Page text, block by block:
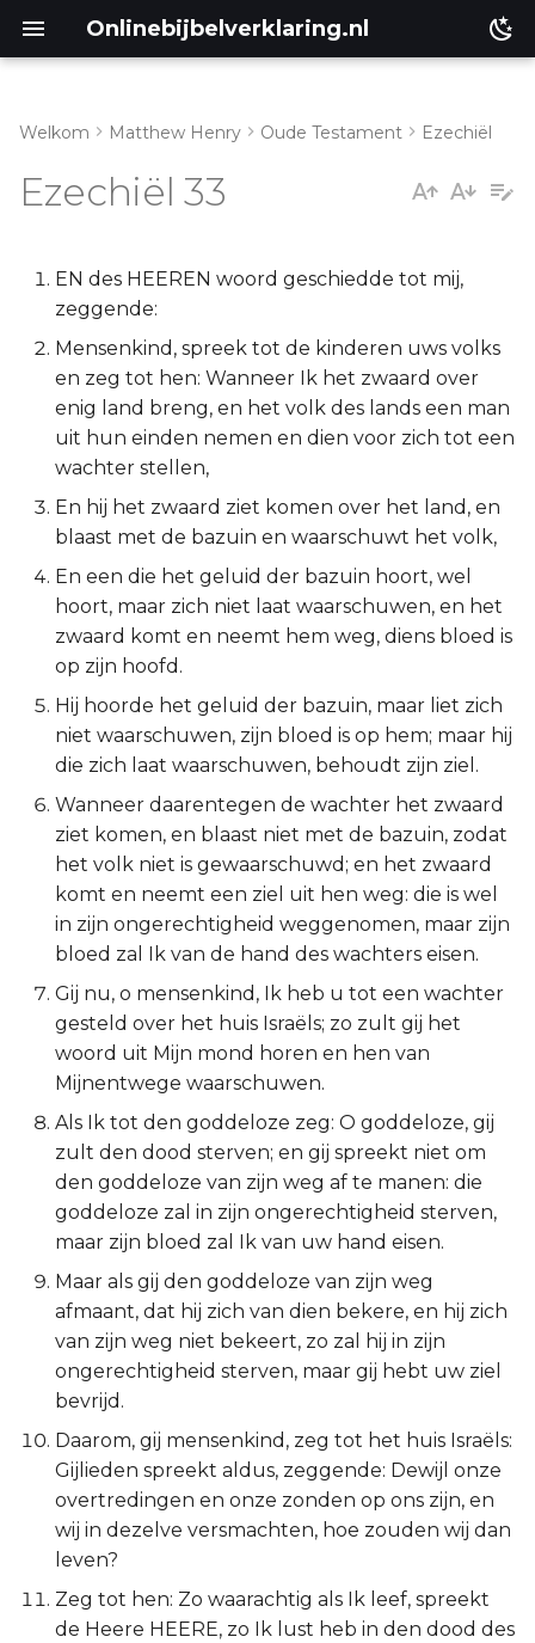
Onlinebijbelverklaring.nl
Ezechiël 33:10-20
Ezechiël 33:21-29
Ezechiël 33:30-33
Lukas
Johannes
Handelingen
Romeinen
1 Korinthe
2 Korinthe
Galaten
Filipenzen
Kolossenzen
1 Thessalonicenzen
2 Thessalonicenzen
1 Timótheüs
2 Timótheüs
Filémon
Hebreeën
Jakobus
1 Petrus
2 Petrus
1 Johannes
2 Johannes
3 Johannes
Judas
Welkom Matthew Henry Oude Testament Ezechiël
Ezechiël 33
EN des HEEREN woord geschiedde tot mij,
zeggende:
Mensenkind, spreek tot de kinderen uws volks
en zeg tot hen: Wanneer Ik het zwaard over
enig land breng, en het volk des lands een man
uit hun einden nemen en dien voor zich tot een
wachter stellen,
En hij het zwaard ziet komen over het land, en
blaast met de bazuin en waarschuwt het volk,
En een die het geluid der bazuin hoort, wel
hoort, maar zich niet laat waarschuwen, en het
zwaard komt en neemt hem weg, diens bloed is
op zijn hoofd.
Hij hoorde het geluid der bazuin, maar liet zich
niet waarschuwen, zijn bloed is op hem; maar hij
die zich laat waarschuwen, behoudt zijn ziel.
Wanneer daarentegen de wachter het zwaard
ziet komen, en blaast niet met de bazuin, zodat
het volk niet is gewaarschuwd; en het zwaard
komt en neemt een ziel uit hen weg: die is wel
in zijn ongerechtigheid weggenomen, maar zijn
bloed zal Ik van de hand des wachters eisen.
Gij nu, o mensenkind, Ik heb u tot een wachter
gesteld over het huis Israëls; zo zult gij het
woord uit Mijn mond horen en hen van
Mijnentwege waarschuwen.
Als Ik tot den goddeloze zeg: O goddeloze, gij
zult den dood sterven; en gij spreekt niet om
den goddeloze van zijn weg af te manen: die
goddeloze zal in zijn ongerechtigheid sterven,
maar zijn bloed zal Ik van uw hand eisen.
Maar als gij den goddeloze van zijn weg
afmaant, dat hij zich van dien bekere, en hij zich
van zijn weg niet bekeert, zo zal hij in zijn
ongerechtigheid sterven, maar gij hebt uw ziel
bevrijd.
Daarom, gij mensenkind, zeg tot het huis Israëls:
Gijlieden spreekt aldus, zeggende: Dewijl onze
overtredingen en onze zonden op ons zijn, en
wij in dezelve versmachten, hoe zouden wij dan
leven?
Zeg tot hen: Zo waarachtig als Ik leef, spreekt
de Heere HEERE, zo Ik lust heb in den dood des